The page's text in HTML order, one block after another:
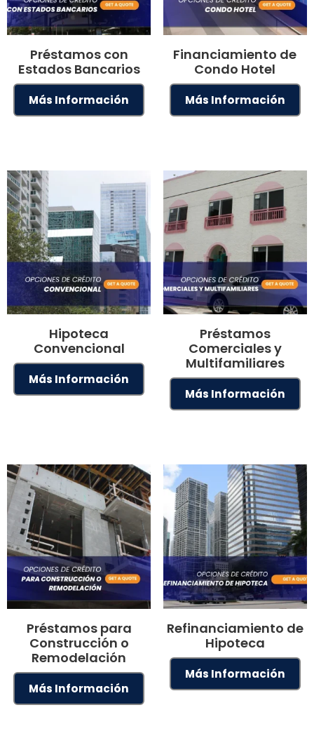
Préstamos con
Estados Bancarios
Más Información
Financiamiento de
Condo Hotel
Más Información
Hipoteca
Convencional
Más Información
Préstamos
Comerciales y
Multifamiliares
Más Información
Préstamos para
Construcción o
Remodelación
Más Información
Refinanciamiento de
Hipoteca
Más Información